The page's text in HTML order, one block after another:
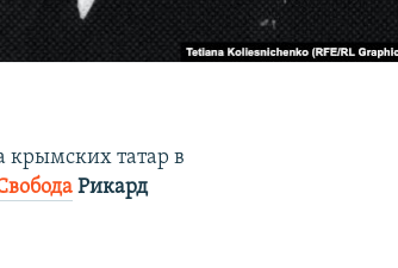
крымских татар в
Рикард